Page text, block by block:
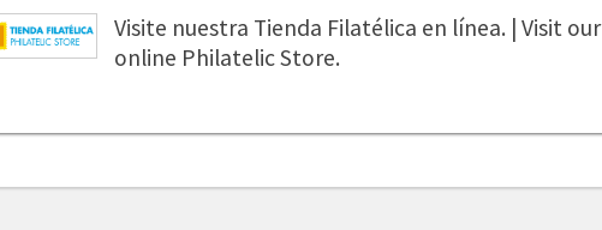
Visite nuestra Tienda Filatélica en línea. | Visit our
online Philatelic Store.